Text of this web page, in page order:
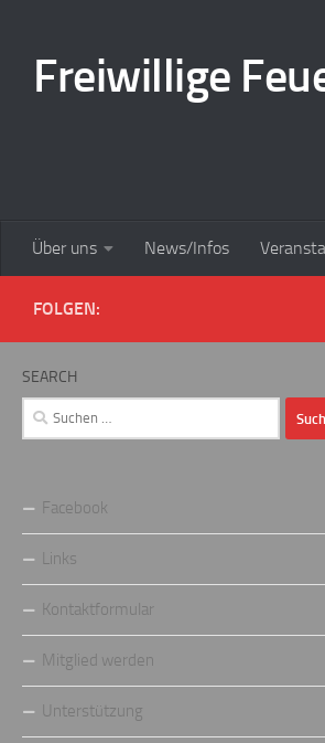
Freiwillige
Über uns News/Infos
FOLGEN:
SEARCH
Suchen
nach:
Facebook
Links
Kontaktformular
Mitglied werden
Unterstützung